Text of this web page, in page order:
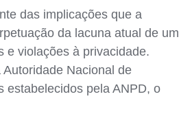
das implicações que a
da lacuna atual de um
e violações à privacidade.
Nacional de
estabelecidos pela ANPD, o